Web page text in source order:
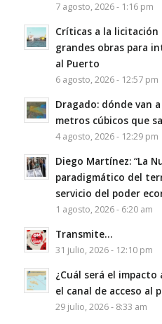
7 agosto, 2026 - 1:16 pm
Críticas a la licitación
grandes obras para
al Puerto
6 agosto, 2026 - 12:57 pm
Dragado: dónde van
metros cúbicos que
4 agosto, 2026 - 12:29 pm
Diego Martínez: “La
paradigmático del
servicio del poder
1 agosto, 2026 - 6:20 am
Transmite…
31 julio, 2026 - 12:10 pm
¿Cuál será el
el canal de acceso al
29 julio, 2026 - 8:33 am